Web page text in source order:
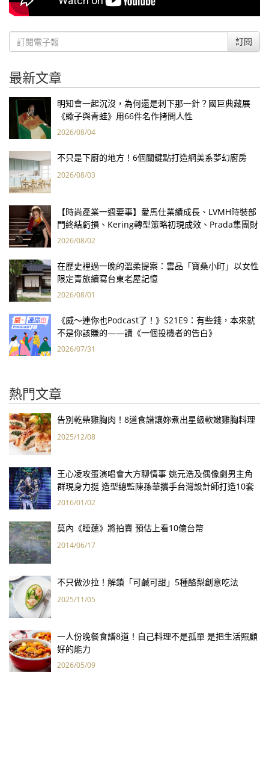
訂閱
最新文章
明知會一起沉沒，為何還是刺下那一針？國巨典藏展
《蠍子與青蛙》用66件名作拷問人性
2026/08/04
不只是下廚的地方！6個關鍵點打造網美系夢幻廚房
2026/08/03
【時尚產業一週要事】愛馬仕業績成長、LVMH時裝部
門終結虧損、Kering轉型策略初現成效、Prada集團財
報亮眼
2026/08/02
在歷史裡過一晚的溫柔提案：雲品「寶桑小町」以女性
限定青旅續寫台東老屋記憶
2026/08/01
《威～連你也Podcast了！》S21E9：有些錢，本來就
不是你該賺的——讀《一個投機者的告白》
2026/07/31
熱門文章
告別乾柴雞胸肉！8道食譜讓妳煮出星級軟嫩雞胸料理
2025/12/08
王心凌攻蛋演唱會大方聊情事 姚元浩及偶像劇男主角
群現身力挺 造型總監陳孫華攜手台灣設計師打造10套
華服
2016/01/02
莫內《睡蓮》將拍賣 預估上看10億台幣
2014/06/17
不只做沙拉！解鎖「可鹹可甜」5種酪梨創意吃法
2025/11/05
一人份晚餐食譜8道！自己料理不是孤單 是把生活照顧
好的能力
2026/05/09